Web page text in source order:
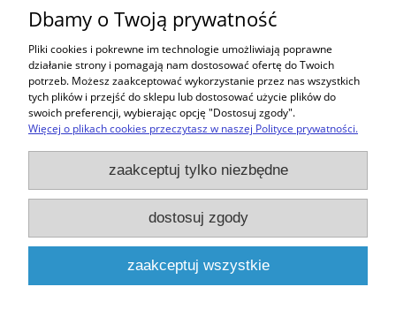
ePrzelewy
- lista obsługiwanych obecnie banków dostępna po
wyborze tej formy płatności na etapie zamówienia,
inne- Płacę gotówką z Unikasą, Wydrukuj i Zapłać.
Zakupy
Pomoc
Moje konto
Informacje
Dbamy o Twoją prywatność
Pliki cookies i pokrewne im technologie umożliwiają poprawne
działanie strony i pomagają nam dostosować ofertę do Twoich
potrzeb. Możesz zaakceptować wykorzystanie przez nas wszystkich
tych plików i przejść do sklepu lub dostosować użycie plików do
swoich preferencji, wybierając opcję "Dostosuj zgody".
Więcej o plikach cookies przeczytasz w naszej Polityce prywatności.
zaakceptuj tylko niezbędne
dostosuj zgody
zaakceptuj wszystkie